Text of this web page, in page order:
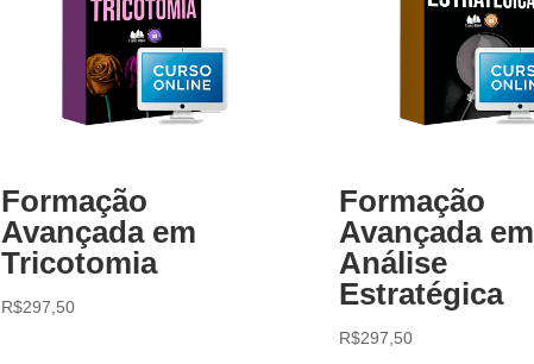
Formação
Avançada em
Tricotomia
R$297,50
Formação
Avançada em
Análise
Estratégica
R$297,50